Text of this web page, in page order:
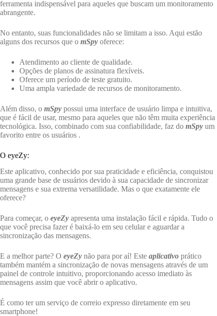
ferramenta indispensável para aqueles que buscam um monitoramento
abrangente.
No entanto, suas funcionalidades não se limitam a isso. Aqui estão
alguns dos recursos que o mSpy oferece:
Atendimento ao cliente de qualidade.
Opções de planos de assinatura flexíveis.
Oferece um período de teste gratuito.
Uma ampla variedade de recursos de monitoramento.
Além disso, o mSpy possui uma interface de usuário limpa e intuitiva,
que é fácil de usar, mesmo para aqueles que não têm muita experiência
tecnológica. Isso, combinado com sua confiabilidade, faz do mSpy um
favorito entre os usuários .
O eyeZy:
Este aplicativo, conhecido por sua praticidade e eficiência, conquistou
uma grande base de usuários devido à sua capacidade de sincronizar
mensagens e sua extrema versatilidade. Mas o que exatamente ele
oferece?
Para começar, o eyeZy apresenta uma instalação fácil e rápida. Tudo o
que você precisa fazer é baixá-lo em seu celular e aguardar a
sincronização das mensagens.
E a melhor parte? O eyeZy não para por aí! Este aplicativo prático
também mantém a sincronização de novas mensagens através de um
painel de controle intuitivo, proporcionando acesso imediato às
mensagens assim que você abrir o aplicativo.
É como ter um serviço de correio expresso diretamente em seu
smartphone!